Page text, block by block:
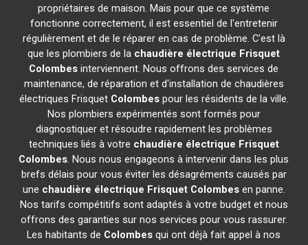
propriétaires de maison. Mais pour que ce système
fonctionne correctement, il est essentiel de l'entretenir
régulièrement et de le réparer en cas de problème. C'est là
que les plombiers de la chaudière électrique Frisquet
Colombes interviennent. Nous offrons des services de
maintenance, de réparation et d'installation de chaudières
électriques Frisquet Colombespour les résidents de la ville.
Nos plombiers expérimentés sont formés pour
diagnostiquer et résoudre rapidement les problèmes
techniques liés à votre chaudière électrique Frisquet
Colombes. Nous nous engageons à intervenir dans les plus
brefs délais pour vous éviter les désagréments causés par
une chaudière électrique Frisquet Colombesen panne.
Nos tarifs compétitifs sont adaptés à votre budget et nous
offrons des garanties sur nos services pour vous rassurer.
Les habitants de Colombes qui ont déjà fait appel à nos